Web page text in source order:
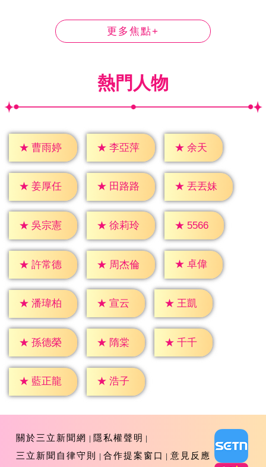
更多焦點+
熱門人物
★ 曹雨婷 ★ 李亞萍 ★ 余天
★ 姜厚任 ★ 田路路 ★ 丟丟妹
★ 吳宗憲 ★ 徐莉玲 ★ 5566
★ 許常德 ★ 周杰倫 ★ 卓偉
★ 潘瑋柏 ★ 宣云 ★ 王凱
★ 孫德榮 ★ 隋棠 ★ 千千
★ 藍正龍 ★ 浩子
關於三立新聞網
隱私權聲明
三立新聞自律守則
合作提案窗口 意見反應